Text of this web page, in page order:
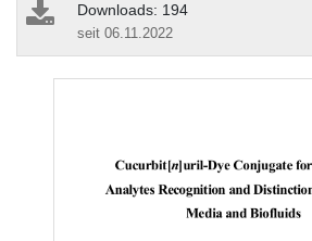
Downloads: 194
seit 06.11.2022